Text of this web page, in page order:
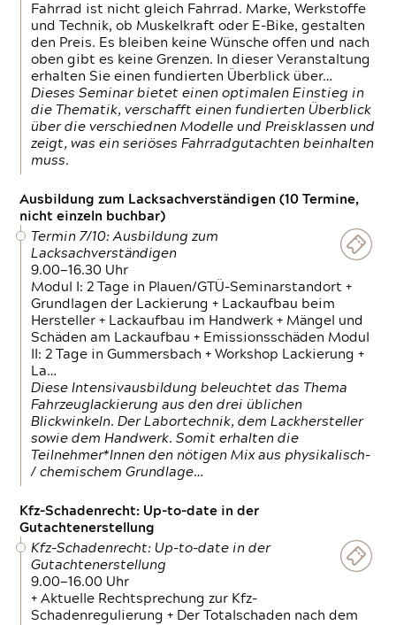
Fahrrad ist nicht gleich Fahrrad. Marke, Werkstoffe
und Technik, ob Muskelkraft oder E-Bike, gestalten
den Preis. Es bleiben keine Wünsche offen und nach
oben gibt es keine Grenzen. In dieser Veranstaltung
erhalten Sie einen fundierten Überblick über…
Dieses Seminar bietet einen optimalen Einstieg in
die Thematik, verschafft einen fundierten Überblick
über die verschiednen Modelle und Preisklassen und
zeigt, was ein seriöses Fahrradgutachten beinhalten
muss.
Ausbildung zum Lacksachverständigen (10 Termine,
nicht einzeln buchbar)
Termin 7/10: Ausbildung zum
Lacksachverständigen
9.00—16.30 Uhr
Modul I: 2 Tage in Plauen/GTÜ-Seminarstandort +
Grundlagen der Lackierung + Lackaufbau beim
Hersteller + Lackaufbau im Handwerk + Mängel und
Schäden am Lackaufbau + Emissionsschäden Modul
II: 2 Tage in Gummersbach + Workshop Lackierung +
La…
Diese Intensivausbildung beleuchtet das Thema
Fahrzeuglackierung aus den drei üblichen
Blickwinkeln. Der Labortechnik, dem Lackhersteller
sowie dem Handwerk. Somit erhalten die
Teilnehmer*Innen den nötigen Mix aus physikalisch-
/ chemischem Grundlage…
Kfz-Schadenrecht: Up-to-date in der
Gutachtenerstellung
Kfz-Schadenrecht: Up-to-date in der
Gutachtenerstellung
9.00—16.00 Uhr
+ Aktuelle Rechtsprechung zur Kfz-
Schadenregulierung + Der Totalschaden nach dem